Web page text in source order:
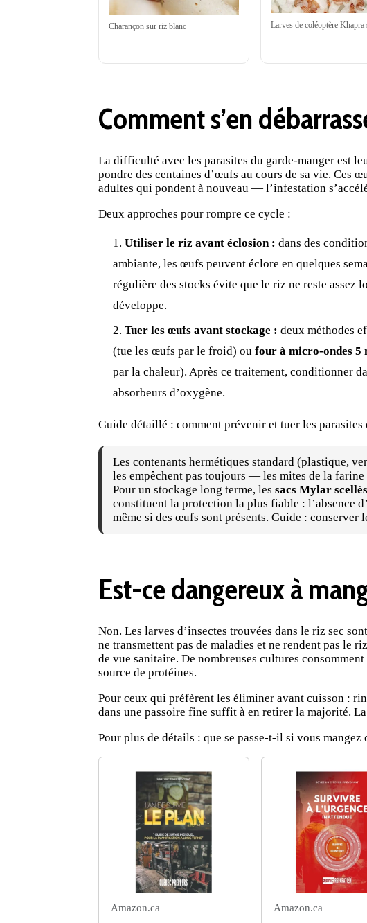
Charançon sur riz blanc Larves de coléoptère Khapra
Comment s’en
La difficulté avec les parasites du garde-manger est
pondre des centaines d’œufs au cours de sa vie. Ces
adultes qui pondent à nouveau — l’infestation
Deux approches pour rompre ce cycle :
Utiliser le riz avant éclosion : dans des
ambiante, les œufs peuvent éclore en quelques
régulière des stocks évite que le riz ne reste assez
développe.
Tuer les œufs avant stockage : deux méthodes
(tue les œufs par lefroid) oufour à micro-ondes 5
par la chaleur). Après ce traitement, conditionner
absorbeurs d’oxygène.
Guide détaillé : comment prévenir et tuer les parasites
Les contenants hermétiques standard (plastique,
les empêchent pas toujours — les mites de la
Pour un stockage long terme, les sacs Mylar
constituent la protection la plus fiable : l’absence
même si des œufs sont présents. Guide : conserver
Est-ce dangereux à
Non. Les larves d’insectes trouvées dans le riz sec
ne transmettent pas de maladies et ne rendent pas le
de vue sanitaire. De nombreuses cultures
source de protéines.
Pour ceux qui préfèrent les éliminer avant cuisson :
dans une passoire fine suffit à en retirer la majorité.
Pour plus de détails : que se passe-t-il si vous mangez
Amazon.ca Amazon.ca